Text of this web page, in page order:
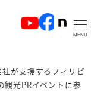
MENU
社が支援するフィリピ
観光PRイベントに参